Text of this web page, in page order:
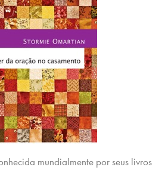
mundialmente por seus livros